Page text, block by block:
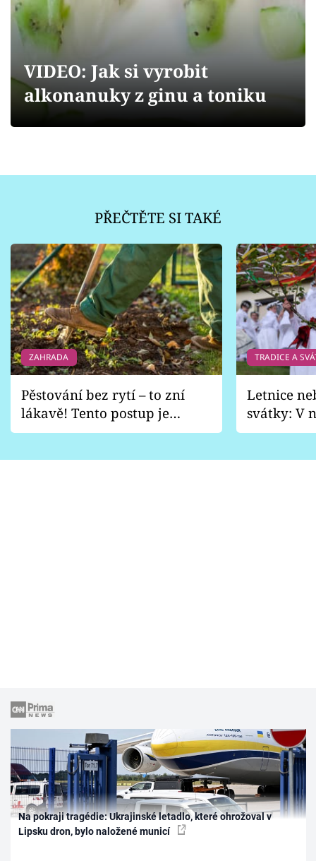
Přihlášení
Sledujte nás
VIDEO: Jak si vyrobit
alkonanuky z ginu a toniku
PŘEČTĚTE SI TAKÉ
ZAHRADA
Pěstování bez rytí – to zní
lákavě! Tento postup je
vhodný jen pro některé
TRADICE A
Letnice
svátky: V
pondělí
Na pokraji tragédie: Ukrajinské letadlo, které ohrožoval v
Lipsku dron, bylo naložené municí